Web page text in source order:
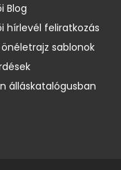
Blog
hírlevél feliratkozás
sablonok
álláskatalógusban